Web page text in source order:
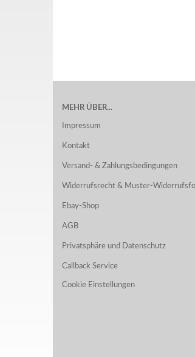
MEHR ÜBER...
Impressum
Kontakt
Versand- & Zahlungsbedingungen
Widerrufsrecht & Muster-
Ebay-Shop
AGB
Privatsphäre und Datenschutz
Callback Service
Cookie Einstellungen